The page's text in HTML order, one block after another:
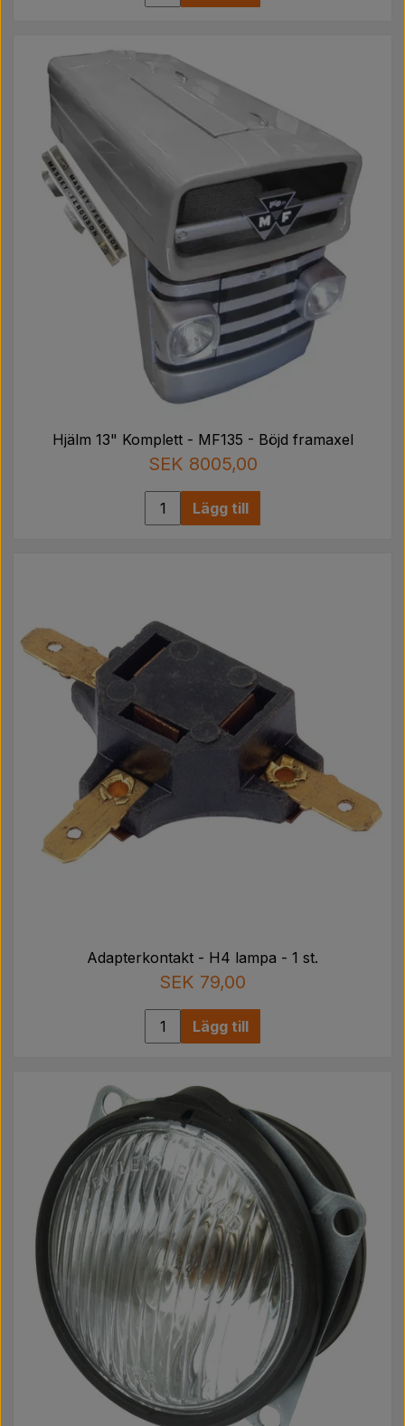
Hjälm 13" Komplett - MF135 - Böjd framaxel
SEK 8005,00
Lägg till
Adapterkontakt - H4 lampa - 1 st.
SEK 79,00
Lägg till